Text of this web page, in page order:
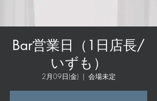
Bar営業日（1日店長/
いずも）
2月09日(金)
  |
会場未定